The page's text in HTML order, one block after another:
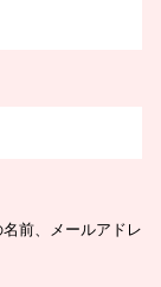
前、メールアドレ